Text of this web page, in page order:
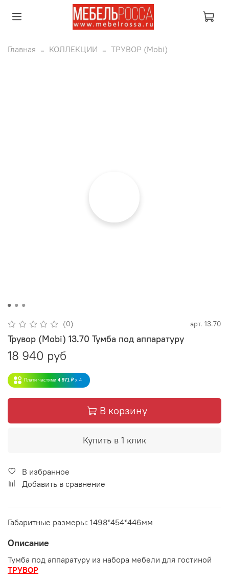
Главная КОЛЛЕКЦИИ ТРУВОР (Mobi)
(0) арт. 13.70
Трувор (Mobi) 13.70 Тумба под аппаратуру
18 940 руб
Плати частями 4 971 ₽ x 4
В корзину
Купить в 1 клик
В избранное
Добавить в сравнение
Габаритные размеры: 1498*454*446мм
Описание
Тумба под аппаратуру из набора мебели для гостиной
ТРУВОР